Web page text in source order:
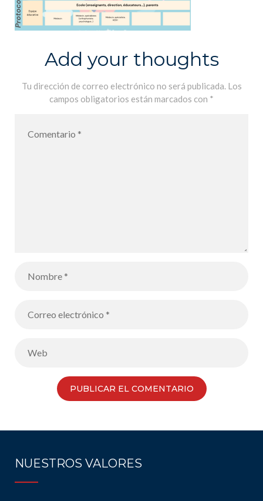
Add your thoughts
Tu dirección de correo electrónico no será publicada. Los
campos obligatorios están marcados con *
NUESTROS VALORES